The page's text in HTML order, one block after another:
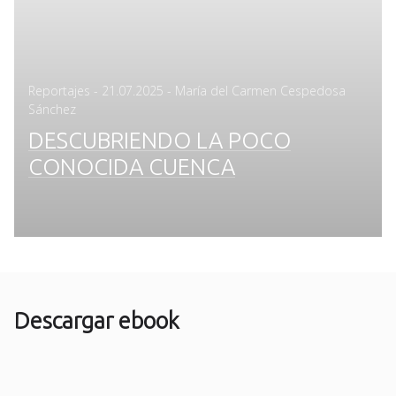
Reportajes - Posted
21.07.2025 - María del Carmen Cespedosa
Sánchez
DESCUBRIENDO LA POCO
CONOCIDA CUENCA
Descargar ebook